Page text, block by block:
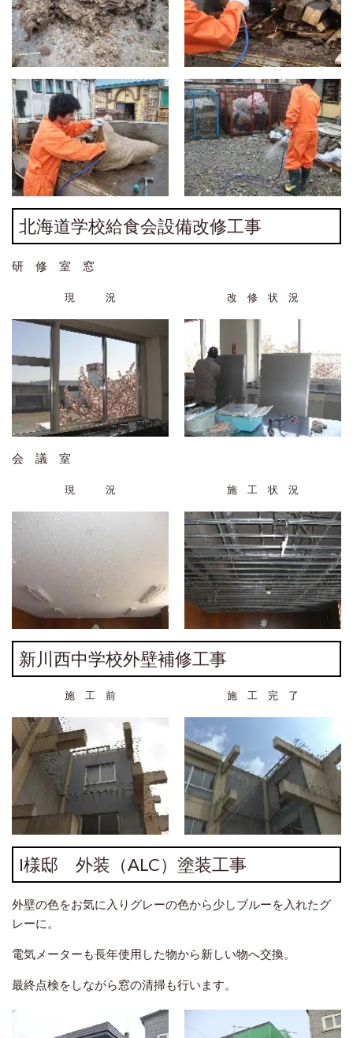
北海道学校給食会設備改修工事
研 修 室 窓
現 況 改 修 状 況
会 議 室
現 況 施 工 状 況
新川西中学校外壁補修工事
施 工 前 施 工 完 了
I様邸 外装（ALC）塗装工事
外壁の色をお気に入りグレーの色から少しブルーを入れたグ
レーに。
電気メーターも長年使用した物から新しい物へ交換。
最終点検をしながら窓の清掃も行います。